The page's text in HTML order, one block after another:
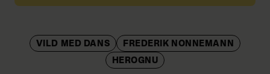
VILD MED DANS
FREDERIK NONNEMANN
HEROGNU